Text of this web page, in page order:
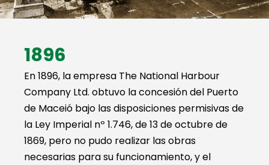
1896
En 1896, la empresa The National Harbour
Company Ltd. obtuvo la concesión del Puerto
de Maceió bajo las disposiciones permisivas de
la Ley Imperial nº 1.746, de 13 de octubre de
1869, pero no pudo realizar las obras
necesarias para su funcionamiento, y el